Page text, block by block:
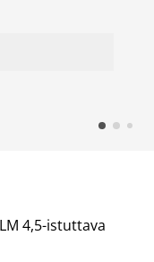
4,5-istuttava